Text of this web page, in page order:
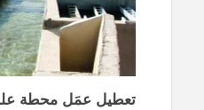
تعطيل عمَل محطة